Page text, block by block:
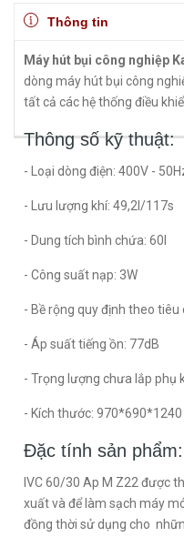
Thông tin
Máy hút bụi công nghiệp
dòng máy hút bụi công
tất cả các hệ thống điều
Thông số kỹ thuật:
- Loại dòng điện: 400V -
- Lưu lượng khí: 49,2l/117s
- Dung tích bình chứa: 60l
- Công suất nạp: 3W
- Bề rộng quy định theo tiêu
- Áp suất tiếng ồn: 77dB
- Trọng lượng chưa lắp phụ
- Kích thước:
Đặc tính sản phẩm:
IVC 60/30 Ap M Z22 được
xuất và để làm sạch máy
đồng thời sử dụng cho